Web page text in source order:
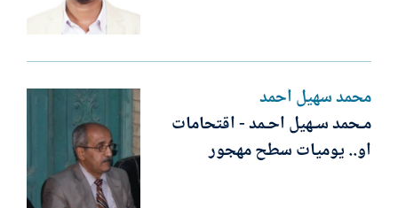
محمد سهيل أحمد
مـحمد سـهيل احـمد - اقتحامات
او.. يوميات سطح مهجور